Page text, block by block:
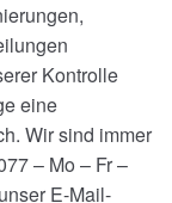
Kontrolle
eine
Wir sind immer
– Mo – Fr –
E-Mail-